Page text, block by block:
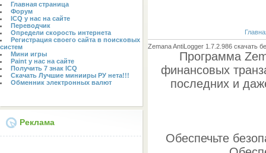
Главная страница
Форум
ICQ у нас на сайте
Переводчик
Определи скорость интернета
Регистрация своего сайта в поисковых
систем
Мини игры
Paint у нас на сайте
Получить 7 знак ICQ
Скачать Лучшие минииры РУ нета!!!
Обменник электронных валют
Реклама
Zemana AntiLogger 1.7.2.986 скачать
Программа
финансовых
последних и
Обеспечьте